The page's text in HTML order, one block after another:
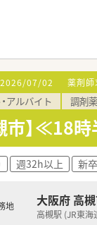
■1日の来局
■大阪府高槻
■3店舗間の距
■有休消化率
■社外研修や
■近隣の託児
■エクシブに
■ピッキング
＜こんな方に
■急なお休み
■積極的な機
2026/07/02 薬剤師
アルバイト 調剤
市】≪18
週32h以上 新
地 大阪府 高
高槻駅 (JR東海